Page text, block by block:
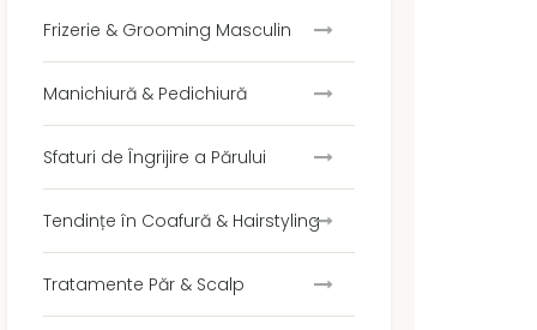
Frizerie & Grooming Masculin
Manichiură & Pedichiură
Sfaturi de Îngrijire a Părului
Tendințe în Coafură & Hairstyling
Tratamente Păr & Scalp